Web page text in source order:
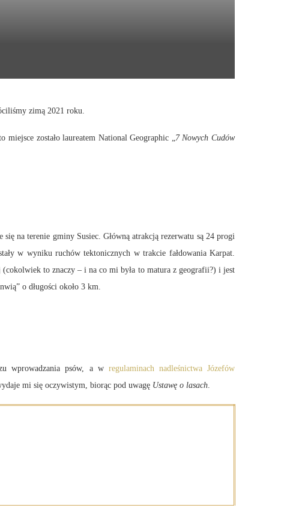
zimą 2021 roku.
zostało laureatem National Geographic „7 Nowych Cudów
na terenie gminy Susiec. Główną atrakcją rezerwatu są 24 progi
w wyniku ruchów tektonicznych w trakcie fałdowania Karpat.
to znaczy – i na co mi była to matura z geografii?) i jest
o długości około 3 km.
wprowadzania psów, a w regulaminach nadleśnictwa Józefów
mi się oczywistym, biorąc pod uwagę Ustawę o lasach.